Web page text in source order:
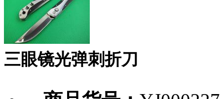
三眼镜光弹刺折刀